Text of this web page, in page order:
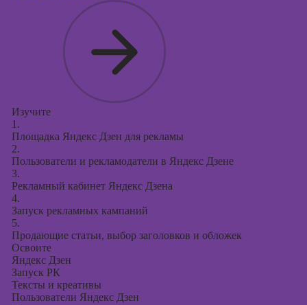
Изучите
1.
Площадка Яндекс Дзен для рекламы
2.
Пользователи и рекламодатели в Яндекс Дзене
3.
Рекламный кабинет Яндекс Дзена
4.
Запуск рекламных кампаний
5.
Продающие статьи, выбор заголовков и обложек
Освоите
Яндекс Дзен
Запуск РК
Тексты и креативы
Пользователи Яндекс Дзен